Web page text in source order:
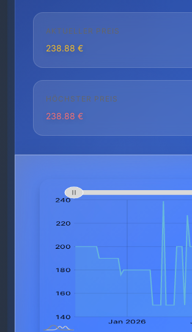
AKTUELLER PREIS
238.88 €
HÖCHSTER PREIS
238.88 €